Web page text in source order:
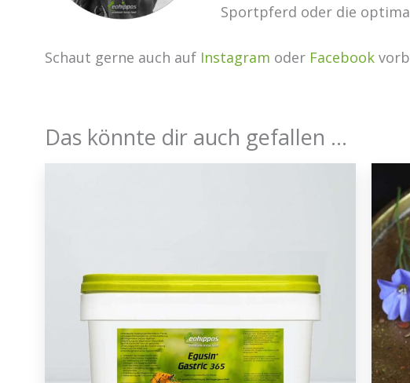
Sportpferd oder die
Schaut gerne auch auf Instagram oder Facebook
Das könnte dir auch gefallen …